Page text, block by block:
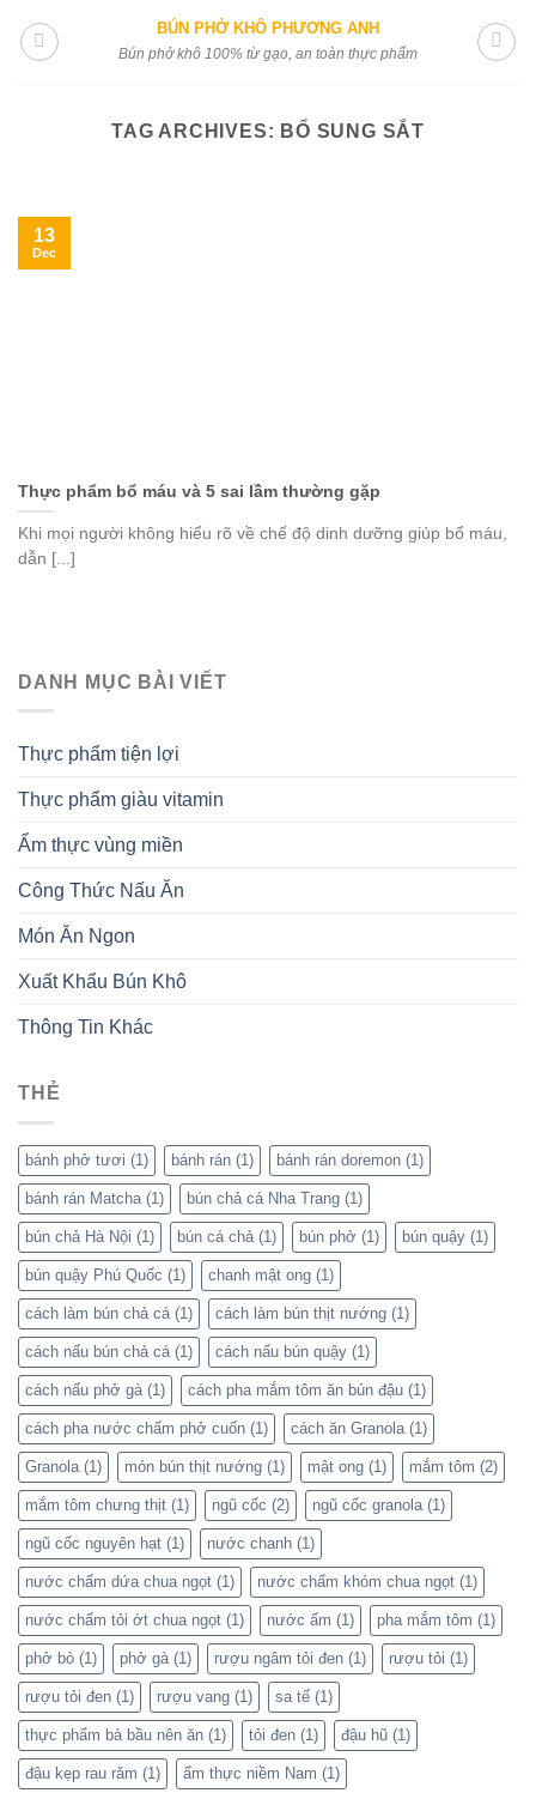
BÚN PHỞ KHÔ PHƯƠNG ANH
Bún phở khô 100% từ gạo, an toàn thực phẩm
TAG ARCHIVES: BỔ SUNG SẮT
Thực phẩm bổ máu và 5 sai lầm thường gặp
Khi mọi người không hiểu rõ về chế độ dinh dưỡng giúp bổ máu,
dẫn [...]
13
Dec
DANH MỤC BÀI VIẾT
Thực phẩm tiện lợi
Thực phẩm giàu vitamin
Ẩm thực vùng miền
Công Thức Nấu Ăn
Món Ăn Ngon
Xuất Khẩu Bún Khô
Thông Tin Khác
THẺ
bánh phở tươi (1) bánh rán (1) bánh rán doremon (1)
bánh rán Matcha(1) bún chả cá Nha Trang (1)
bún chả Hà Nội (1) bún cá chả(1) bún phở (1) bún quậy (1)
bún quậy Phú Quốc (1) chanh mật ong (1)
cách làm bún chả cá(1) cách làm bún thịt nướng (1)
cách nấu bún chả cá(1) cách nấu bún quậy (1)
cách nấu phở gà(1) cách pha mắm tôm ăn bún đậu (1)
cách pha nước chấm phở cuốn (1) cách ăn Granola(1)
Granola(1) món bún thịt nướng (1) mật ong (1) mắm tôm (2)
mắm tôm chưng thịt (1) ngũ cốc (2) ngũ cốc granola(1)
ngũ cốc nguyên hạt (1) nước chanh (1)
nước chấm dứa chua ngọt (1) nước chấm khóm chua ngọt (1)
nước chấm tỏi ớt chua ngọt (1) nước ấm (1) pha mắm tôm (1)
phở bò (1) phở gà(1) rượu ngâm tỏi đen (1) rượu tỏi (1)
rượu tỏi đen (1) rượu vang (1) sa tế (1)
thực phẩm bà bầu nên ăn (1) tỏi đen (1) đậu hũ (1)
đậu kẹp rau răm (1) ẩm thực niềm Nam (1)